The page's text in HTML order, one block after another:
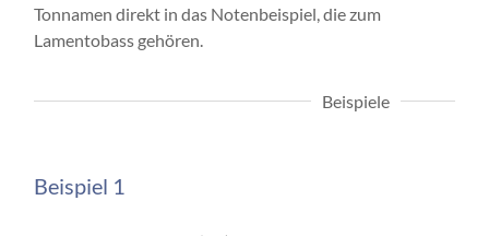
Tonnamen direkt in das Notenbeispiel, die zum
Lamentobass gehören.
Beispiele
Beispiel 1